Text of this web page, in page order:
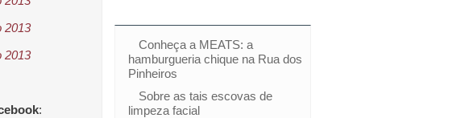
:
Conheça a MEATS: a
hamburgueria chique na Rua dos
Pinheiros
Sobre as tais escovas de
limpeza facial